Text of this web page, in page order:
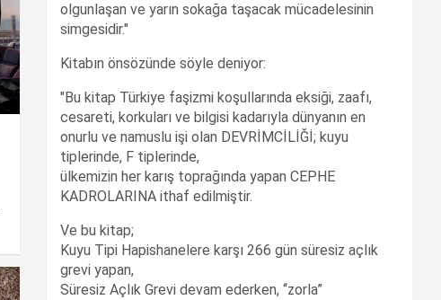
olgunlaşan ve yarın sokağa taşacak mücadelesinin
simgesidir."
Kitabın önsözünde söyle deniyor:
"Bu kitap Türkiye faşizmi koşullarında eksiği, zaafı,
cesareti, korkuları ve bilgisi kadarıyla dünyanın en
onurlu ve namuslu işi olan DEVRİMCİLİĞİ; kuyu
tiplerinde, F tiplerinde,
ülkemizin her karış toprağında yapan CEPHE
KADROLARINA ithaf edilmiştir.
Ve bu kitap;
Kuyu Tipi Hapishanelere karşı 266 gün süresiz açlık
grevi yapan,
Süresiz Açlık Grevi devam ederken, “zorla”